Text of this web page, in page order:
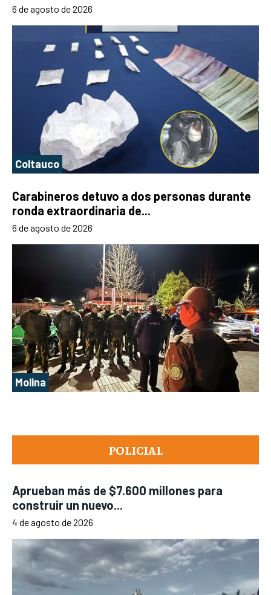
POLICIAL
Aprueban más de $7.600 millones para
construir un nuevo...
4 de agosto de 2026
6 de agosto de 2026
Coltauco
Carabineros detuvo a dos personas durante
ronda extraordinaria de...
6 de agosto de 2026
Molina